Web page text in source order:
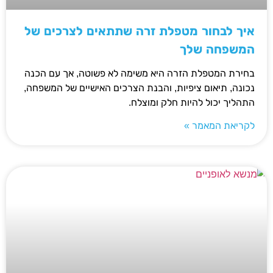
איך לבחור מטפלת זרה שתתאים לצרכים של
המשפחה שלך
בחירת המטפלת הזרה היא משימה לא פשוטה, אך עם הכנה
נכונה, תיאום ציפיות, והבנת הצרכים האישיים של המשפחה,
התהליך יכול להיות חלק ומוצלח.
לקריאת המאמר »